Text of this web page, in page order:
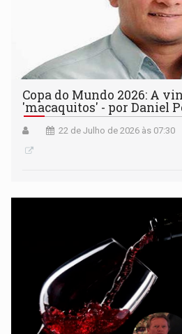
Copa do Mundo 2026: A
'macaquitos' - por Daniel
22 de Julho de 2026 às 07:30